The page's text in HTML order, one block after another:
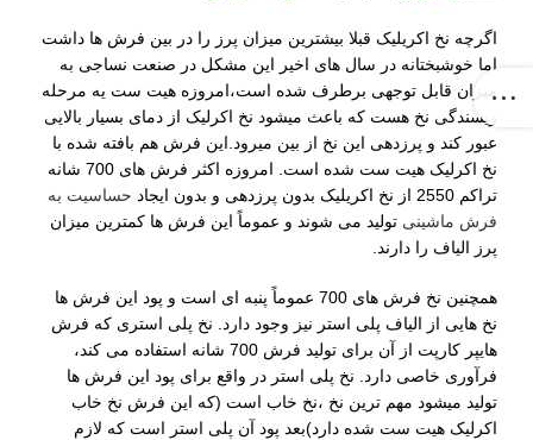
اگرچه نخ اکریلیک قبلا بیشترین میزان پرز را در بین فرش ها داشت
اما خوشبختانه در سال های اخیر این مشکل در صنعت نساجی به
میزان قابل توجهی برطرف شده است،امروزه هیت ست یه مرحله
ریسندگی نخ هست که باعث میشود نخ اکرلیک از دمای بسیار بالایی
عبور کند و پرزدهی این نخ از بین میرود.این فرش هم بافته شده با
نخ اکرلیک هیت ست شده است. امروزه اکثر فرش های 700 شانه
تراکم 2550 از نخ اکریلیک بدون پرزدهی و بدون ایجاد
حساسیت به
فرش ماشینی تولید می شوند و عموماً این فرش ها کمترین میزان
پرز الیاف را دارند.
همچنین نخ فرش های 700 عموماً پنبه ای است و پود این فرش ها
نخ هایی از الیاف پلی استر نیز وجود دارد. نخ پلی استری که فرش
هایپر کارپت از آن برای تولید فرش 700 شانه استفاده می کند،
فرآوری خاصی دارد. نخ پلی استر در واقع برای پود این فرش ها
تولید میشود مهم ترین نخ ،نخ خاب است (که این فرش نخ خاب
اکرلیک هیت ست شده دارد)بعد پود آن پلی استر است که لازم